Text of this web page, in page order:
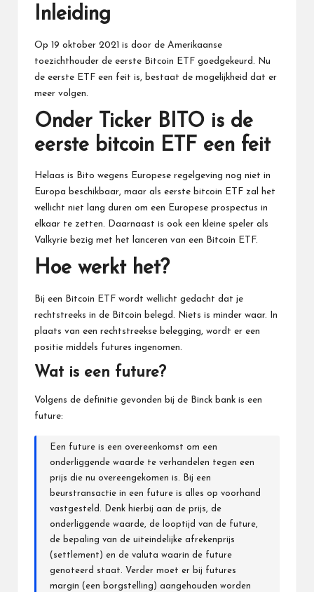
Inleiding
Op 19 oktober 2021 is door de Amerikaanse
toezichthouder de eerste Bitcoin ETF goedgekeurd. Nu
de eerste ETF een feit is, bestaat de mogelijkheid dat er
meer volgen.
Onder Ticker BITO is de
eerste bitcoin ETF een feit
Helaas is Bito wegens Europese regelgeving nog niet in
Europa beschikbaar, maar als eerste bitcoin ETF zal het
wellicht niet lang duren om een Europese prospectus in
elkaar te zetten. Daarnaast is ook een kleine speler als
Valkyrie bezig met het lanceren van een Bitcoin ETF.
Hoe werkt het?
Bij een Bitcoin ETF wordt wellicht gedacht dat je
rechtstreeks in de Bitcoin belegd. Niets is minder waar. In
plaats van een rechtstreekse belegging, wordt er een
positie middels futures ingenomen.
Wat is een future?
Volgens de definitie gevonden bij de Binck bank is een
future:
Een future is een overeenkomst om een
onderliggende waarde te verhandelen tegen een
prijs die nu overeengekomen is. Bij een
beurstransactie in een future is alles op voorhand
vastgesteld. Denk hierbij aan de prijs, de
onderliggende waarde, de looptijd van de future,
de bepaling van de uiteindelijke afrekenprijs
(settlement) en de valuta waarin de future
genoteerd staat. Verder moet er bij futures
margin (een borgstelling) aangehouden worden